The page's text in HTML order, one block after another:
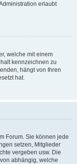
erlaubt
welche mit einem
kennzeichnen zu
hängt von Ihren
hat.
Forum. Sie können jede
setzen, Mitglieder
vergeben usw. Die
abhängig, welche